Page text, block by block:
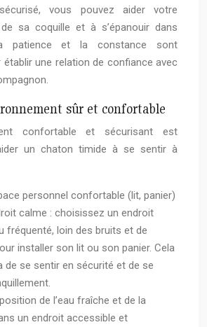
vous pouvez aider votre
sa coquille et à s’épanouir dans
patience et la constance sont
une relation de confiance avec
sûr et confortable
confortable et sécurisant est
un chaton timide à se sentir à
personnel confortable (lit, panier)
calme : choisissez un endroit
fréquenté, loin des bruits et de
installer son lit ou son panier. Cela
de se sentir en sécurité et de se
de l’eau fraîche et de la
un endroit accessible et